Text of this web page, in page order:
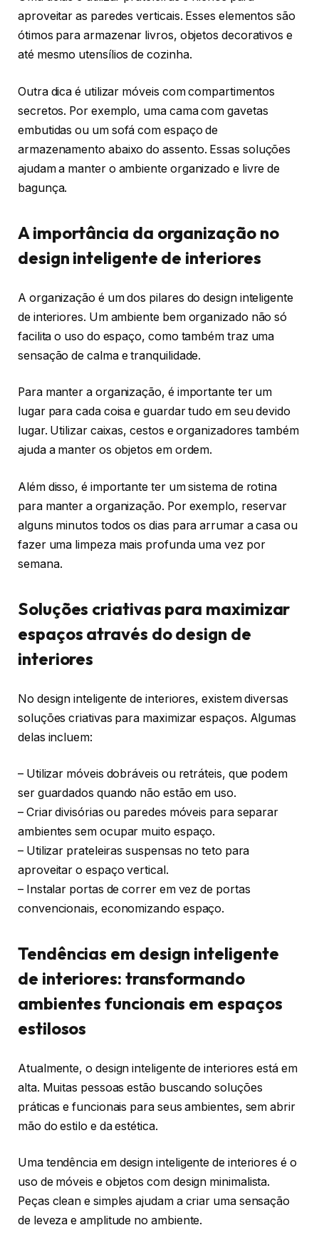
aproveitar as paredes verticais. Esses elementos são
ótimos para armazenar livros, objetos decorativos e
até mesmo utensílios de cozinha.
Outra dica é utilizar móveis com compartimentos
secretos. Por exemplo, uma cama com gavetas
embutidas ou um sofá com espaço de
armazenamento abaixo do assento. Essas soluções
ajudam a manter o ambiente organizado e livre de
bagunça.
A importância da organização no
design inteligente de interiores
A organização é um dos pilares do design inteligente
de interiores. Um ambiente bem organizado não só
facilita o uso do espaço, como também traz uma
sensação de calma e tranquilidade.
Para manter a organização, é importante ter um
lugar para cada coisa e guardar tudo em seu devido
lugar. Utilizar caixas, cestos e organizadores também
ajuda a manter os objetos em ordem.
Além disso, é importante ter um sistema de rotina
para manter a organização. Por exemplo, reservar
alguns minutos todos os dias para arrumar a casa ou
fazer uma limpeza mais profunda uma vez por
semana.
Soluções criativas para maximizar
espaços através do design de
interiores
No design inteligente de interiores, existem diversas
soluções criativas para maximizar espaços. Algumas
delas incluem:
– Utilizar móveis dobráveis ou retráteis, que podem
ser guardados quando não estão em uso.
– Criar divisórias ou paredes móveis para separar
ambientes sem ocupar muito espaço.
– Utilizar prateleiras suspensas no teto para
aproveitar o espaço vertical.
– Instalar portas de correr em vez de portas
convencionais, economizando espaço.
Tendências em design inteligente
de interiores: transformando
ambientes funcionais em espaços
estilosos
Atualmente, o design inteligente de interiores está em
alta. Muitas pessoas estão buscando soluções
práticas e funcionais para seus ambientes, sem abrir
mão do estilo e da estética.
Uma tendência em design inteligente de interiores é o
uso de móveis e objetos com design minimalista.
Peças clean e simples ajudam a criar uma sensação
de leveza e amplitude no ambiente.